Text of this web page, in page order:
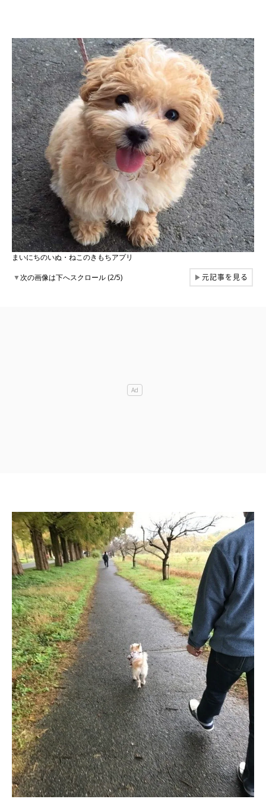
まいにちのいぬ・ねこのきもちアプリ
▼次の画像は下へスクロール (2/5) ▶元記事を見る